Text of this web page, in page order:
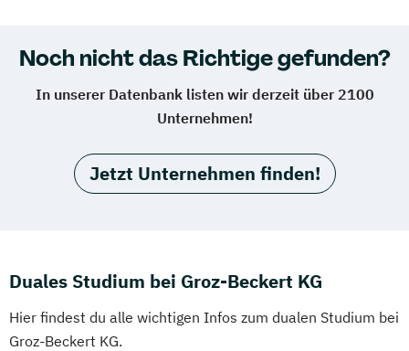
Noch nicht das Richtige gefunden?
In unserer Datenbank listen wir derzeit über 2100
Unternehmen!
Jetzt Unternehmen finden!
Duales Studium bei Groz-Beckert KG
Hier findest du alle wichtigen Infos zum dualen Studium bei
Groz-Beckert KG.